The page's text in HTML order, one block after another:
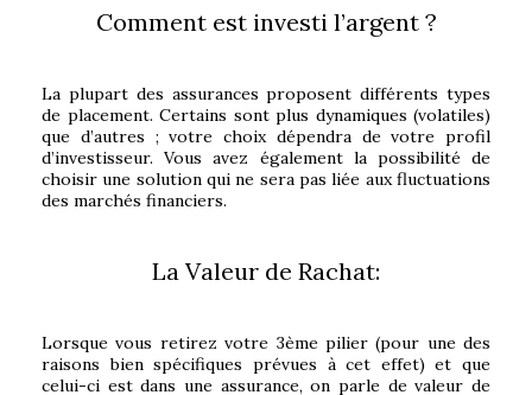
Comment est investi l’argent ?
La plupart des assurances proposent différents types
de placement. Certains sont plus dynamiques (volatiles)
que d’autres ; votre choix dépendra de votre profil
d’investisseur. Vous avez également la possibilité de
choisir une solution qui ne sera pas liée aux fluctuations
des marchés financiers.
La Valeur de Rachat:
Lorsque vous retirez votre 3ème pilier (pour une des
raisons bien spécifiques prévues à cet effet) et que
celui-ci est dans une assurance, on parle de valeur de